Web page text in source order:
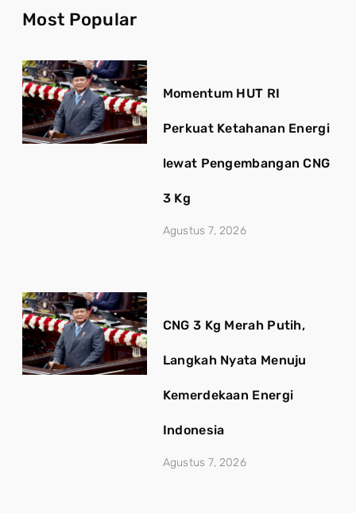
Most Popular
Momentum HUT RI
Perkuat Ketahanan Energi
lewat Pengembangan CNG
3 Kg
Agustus 7, 2026
CNG 3 Kg Merah Putih,
Langkah Nyata Menuju
Kemerdekaan Energi
Indonesia
Agustus 7, 2026